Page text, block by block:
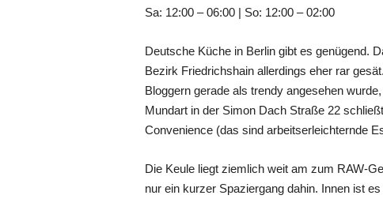
Sa: 12:00 – 06:00 | So: 12:00 – 02:00
Deutsche Küche in Berlin gibt es genügend.
Bezirk Friedrichshain allerdings eher rar
Bloggern gerade als trendy angesehen
Mundart in der Simon Dach Straße 22
Convenience (das sind arbeitserleichternde
Die Keule liegt ziemlich weit am zum RAW-
nur ein kurzer Spaziergang dahin. Innen ist